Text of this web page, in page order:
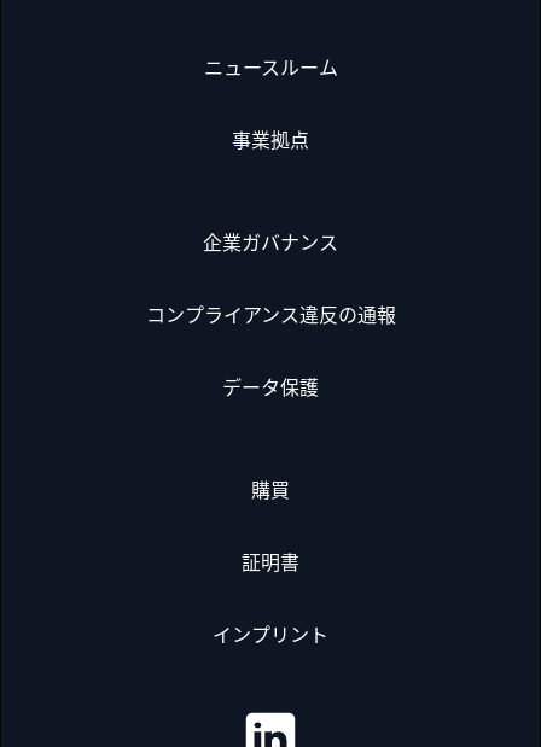
ニュースルーム
事業拠点
企業ガバナンス
コンプライアンス違反の通報
データ保護
購買
証明書
インプリント